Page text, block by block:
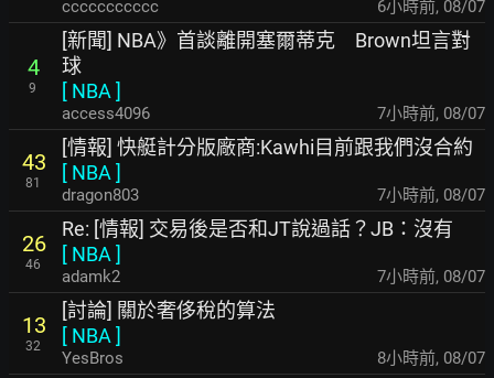
ccccccccccc 6小時前, 08/07
4
9
[新聞] NBA》首談離開塞爾蒂克 Brown坦言對
球
[ NBA ]
access4096 7小時前, 08/07
43
81
[情報] 快艇計分版廠商:Kawhi目前跟我們沒合約
[ NBA ]
dragon803 7小時前, 08/07
26
46
Re: [情報] 交易後是否和JT說過話？JB：沒有
[ NBA ]
adamk2 7小時前, 08/07
13
32
[討論] 關於奢侈稅的算法
[ NBA ]
YesBros 8小時前, 08/07